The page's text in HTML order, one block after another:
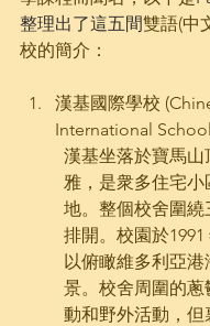
整理出了這五間雙語(中
校的簡介：
漢基國際學校
International
漢基坐落於寶馬
雅，是衆多住宅小
地。整個校舍圍
排開。校園於
以俯瞰維多利亞
景。校舍周圍的
動和野外活動，